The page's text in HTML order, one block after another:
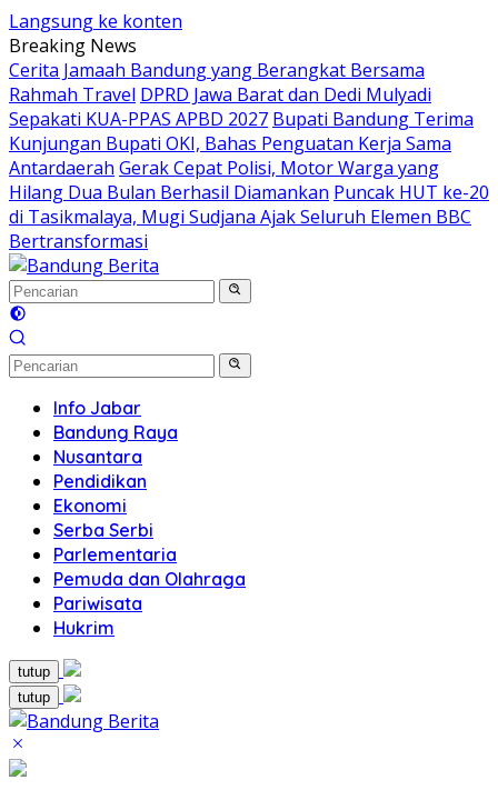
Langsung ke konten
Breaking News
Cerita Jamaah Bandung yang Berangkat Bersama
Rahmah Travel DPRD Jawa Barat dan Dedi Mulyadi
Sepakati KUA-PPAS APBD 2027 Bupati Bandung Terima
Kunjungan Bupati OKI, Bahas Penguatan Kerja Sama
Antardaerah Gerak Cepat Polisi, Motor Warga yang
Hilang Dua Bulan Berhasil Diamankan Puncak HUT ke-20
di Tasikmalaya, Mugi Sudjana Ajak Seluruh Elemen BBC
Bertransformasi
Info Jabar
Bandung Raya
Nusantara
Pendidikan
Ekonomi
Serba Serbi
Parlementaria
Pemuda dan Olahraga
Pariwisata
Hukrim
tutup
tutup